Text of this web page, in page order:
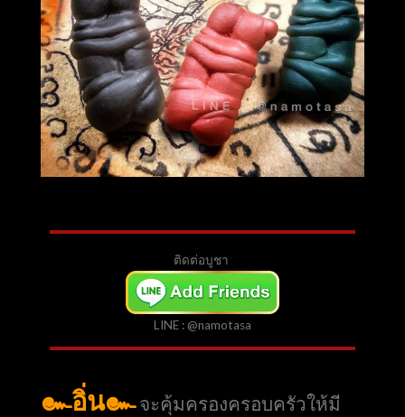
ติดต่อบูชา
LINE : @namotasa
๛อิ่น๛จะคุ้มครองครอบครัวให้มี